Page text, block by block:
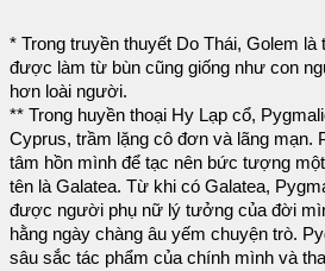
* Trong truyền thuyết Do Thái, Golem là
được làm từ bùn cũng giống như con
hơn loài người.
** Trong huyền thoại Hy Lạp cổ,
Cyprus, trầm lặng cô đơn và lãng mạn.
tâm hồn mình để tạc nên bức tượng
tên là Galatea. Từ khi có Galatea,
được người phụ nữ lý tưởng của đời
hằng ngày chàng âu yếm chuyện trò.
sâu sắc tác phẩm của chính mình và